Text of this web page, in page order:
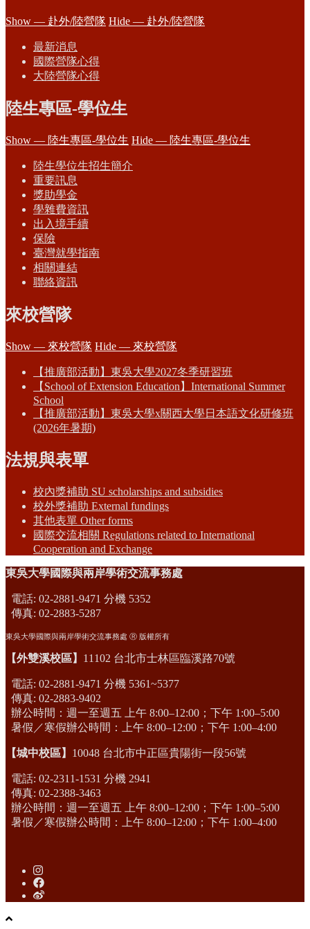
Show — 赴外/陸營隊 Hide — 赴外/陸營隊
最新消息
國際營隊心得
大陸營隊心得
陸生專區-學位生
Show — 陸生專區-學位生 Hide — 陸生專區-學位生
陸生學位生招生簡介
重要訊息
獎助學金
學雜費資訊
出入境手續
保險
臺灣就學指南
相關連結
聯絡資訊
來校營隊
Show — 來校營隊 Hide — 來校營隊
【推廣部活動】東吳大學2027冬季研習班
【School of Extension Education】International Summer
School
【推廣部活動】東吳大學x關西大學日本語文化研修班
(2026年暑期)
法規與表單
校內獎補助 SU scholarships and subsidies
校外獎補助 External fundings
其他表單 Other forms
國際交流相關 Regulations related to International
Cooperation and Exchange
東吳大學國際與兩岸學術交流事務處
電話: 02-2881-9471 分機 5352
傳真: 02-2883-5287
東吳大學國際與兩岸學術交流事務處 Ⓡ 版權所有
【外雙溪校區】 11102 台北市士林區臨溪路70號
電話: 02-2881-9471 分機 5361~5377
傳真: 02-2883-9402
辦公時間：週一至週五 上午 8:00–12:00；下午 1:00–5:00
暑假／寒假辦公時間：上午 8:00–12:00；下午 1:00–4:00
【城中校區】 10048 台北市中正區貴陽街一段56號
電話: 02-2311-1531 分機 2941
傳真: 02-2388-3463
辦公時間：週一至週五 上午 8:00–12:00；下午 1:00–5:00
暑假／寒假辦公時間：上午 8:00–12:00；下午 1:00–4:00